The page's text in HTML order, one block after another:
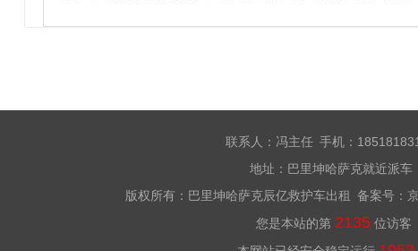
联系人：冯主任 手机：
地址：巴里坤哈萨克就近派车
版权所有：巴里坤哈萨克辰亿救护车出租 备案号：
您是本站的第 2135 位访客